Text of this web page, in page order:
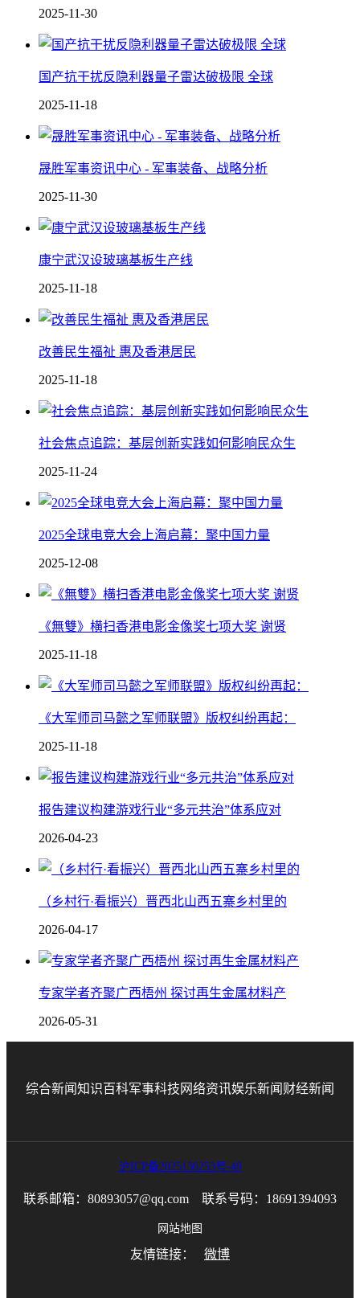
2025-11-30
国产抗干扰反隐利器 量子雷达破极限 全球
2025-11-18
晟胜军事资讯中心 - 军事装备、战略分析
2025-11-30
康宁武汉设玻璃基板生产线
2025-11-18
改善民生福祉 惠及香港居民
2025-11-18
社会焦点追踪：基层创新实践如何影响民众生
2025-11-24
2025全球电竞大会上海启幕：聚中国力量
2025-12-08
《無雙》横扫香港电影金像奖七项大奖 谢贤
2025-11-18
《大军师司马懿之军师联盟》版权纠纷再起：
2025-11-18
报告建议构建游戏行业“多元共治”体系应对
2026-04-23
（乡村行·看振兴）晋西北山西五寨乡村里的
2026-04-17
专家学者齐聚广西梧州 探讨再生金属材料产
2026-05-31
综合新闻知识百科军事科技 网络资讯娱乐新闻 财经新闻
沪ICP备2025136253号-49
联系邮箱：80893057@qq.com 联系号码：18691394093
网站地图
友情链接： 微博